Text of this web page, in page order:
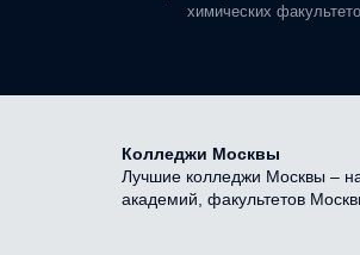
химических
Колледжи Москвы
Лучшие колледжи Москвы –
академий, факультетов